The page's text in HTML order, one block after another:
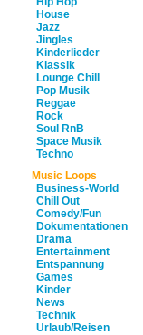
House
Jazz
Jingles
Kinderlieder
Klassik
Lounge Chill
Pop Musik
Reggae
Rock
Soul RnB
Space Musik
Techno
Music Loops
Business-World
Chill Out
Comedy/Fun
Dokumentationen
Drama
Entertainment
Entspannung
Games
Kinder
News
Technik
Urlaub/Reisen